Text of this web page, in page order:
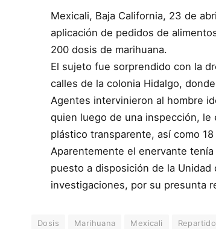
Mexicali, Baja California, 23 de
aplicación de pedidos de
200 dosis de marihuana.
El sujeto fue sorprendido con la
calles de la colonia Hidalgo,
Agentes intervinieron al hombre
quien luego de una inspección,
plástico transparente, así como
Aparentemente el enervante
puesto a disposición de la Unidad
investigaciones, por su presunta
Dosis Marihuana Mexicali